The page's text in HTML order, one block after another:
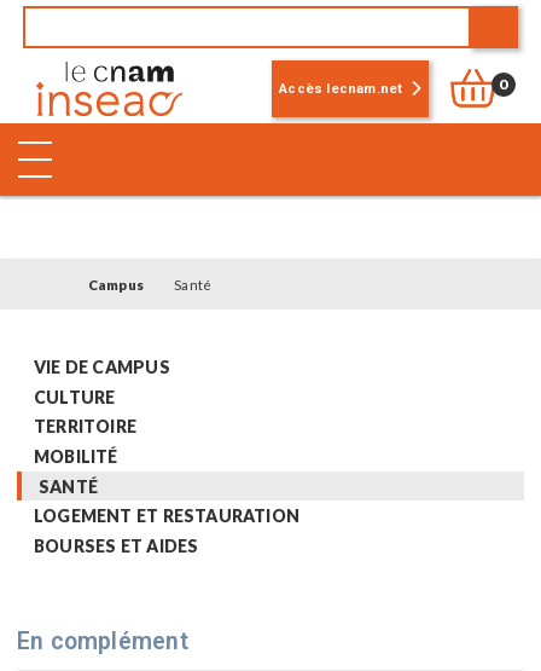
Accès lecnam.net 0
Campus Santé
VIE DE CAMPUS
CULTURE
TERRITOIRE
MOBILITÉ
SANTÉ
LOGEMENT ET RESTAURATION
BOURSES ET AIDES
En complément